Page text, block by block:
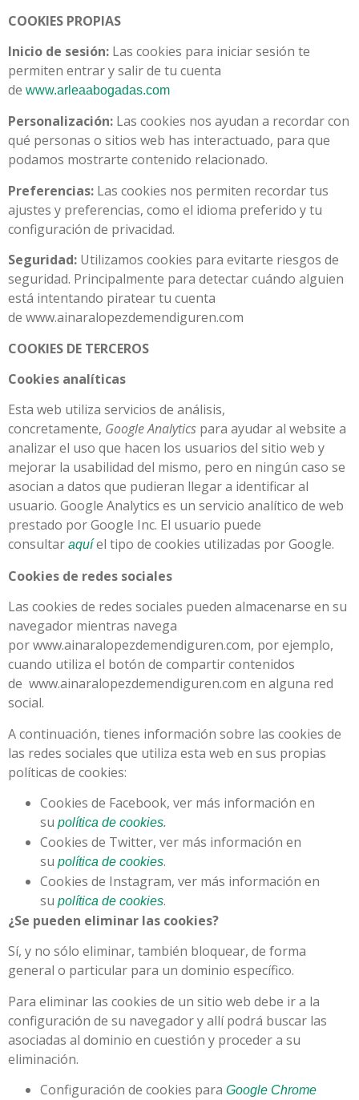
COOKIES PROPIAS
Inicio de sesión: Las cookies para iniciar sesión te
permiten entrar y salir de tu cuenta
de www.arleaabogadas.com
Personalización: Las cookies nos ayudan a recordar con
qué personas o sitios web has interactuado, para que
podamos mostrarte contenido relacionado.
Preferencias: Las cookies nos permiten recordar tus
ajustes y preferencias, como el idioma preferido y tu
configuración de privacidad.
Seguridad: Utilizamos cookies para evitarte riesgos de
seguridad. Principalmente para detectar cuándo alguien
está intentando piratear tu cuenta
de www.ainaralopezdemendiguren.com
COOKIES DE TERCEROS
Cookies analíticas
Esta web utiliza servicios de análisis,
concretamente, Google Analytics para ayudar al website a
analizar el uso que hacen los usuarios del sitio web y
mejorar la usabilidad del mismo, pero en ningún caso se
asocian a datos que pudieran llegar a identificar al
usuario. Google Analytics es un servicio analítico de web
prestado por Google Inc. El usuario puede
consultar aquíel tipo de cookies utilizadas por Google.
Cookies de redes sociales
Las cookies de redes sociales pueden almacenarse en su
navegador mientras navega
por www.ainaralopezdemendiguren.com, por ejemplo,
cuando utiliza el botón de compartir contenidos
de www.ainaralopezdemendiguren.com en alguna red
social.
A continuación, tienes información sobre las cookies de
las redes sociales que utiliza esta web en sus propias
políticas de cookies:
Cookies de Facebook, ver más información en
su política de cookies.
Cookies de Twitter, ver más información en
su política de cookies.
Cookies de Instagram, ver más información en
su política de cookies.
¿Se pueden eliminar las cookies?
Sí, y no sólo eliminar, también bloquear, de forma
general o particular para un dominio específico.
Para eliminar las cookies de un sitio web debe ir a la
configuración de su navegador y allí podrá buscar las
asociadas al dominio en cuestión y proceder a su
eliminación.
Configuración de cookies para Google Chrome